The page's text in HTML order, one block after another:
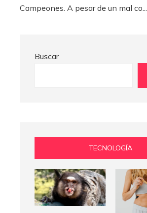
Campeones. A pesar de un mal co...
Buscar
TECNOLOGÍA